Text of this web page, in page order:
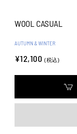
WOOL CASUAL
AUTUMN & WINTER
¥12,100 (税込)